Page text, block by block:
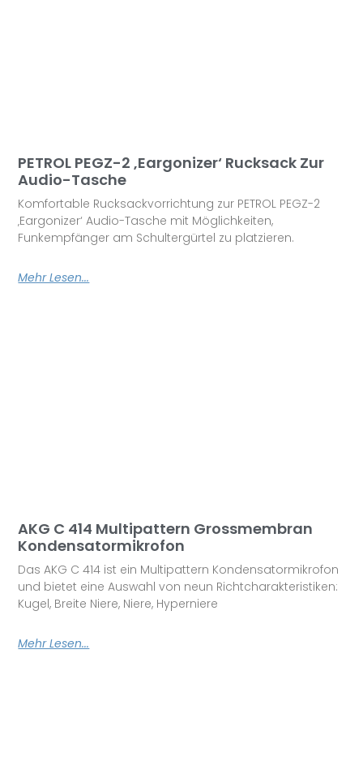
PETROL PEGZ-2 ‚Eargonizer‘ Rucksack Zur
Audio-Tasche
Komfortable Rucksackvorrichtung zur PETROL PEGZ-2
‚Eargonizer‘ Audio-Tasche mit Möglichkeiten,
Funkempfänger am Schultergürtel zu platzieren.
Mehr Lesen...
AKG C 414 Multipattern Grossmembran
Kondensatormikrofon
Das AKG C 414 ist ein Multipattern Kondensatormikrofon
und bietet eine Auswahl von neun Richtcharakteristiken:
Kugel, Breite Niere, Niere, Hyperniere
Mehr Lesen...